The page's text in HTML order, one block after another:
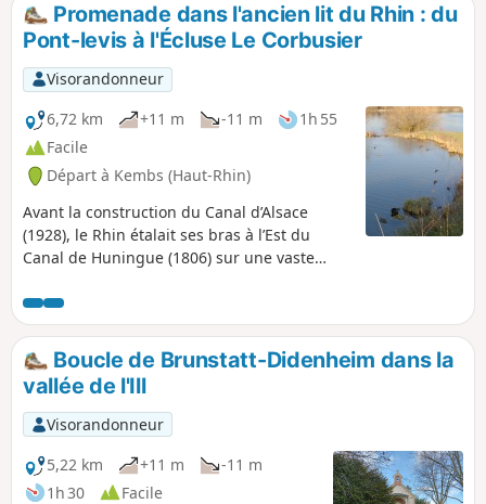
Promenade dans l'ancien lit du Rhin : du
Pont-levis à l'Écluse Le Corbusier
Visorandonneur
6,72 km
+11 m -11 m
1h 55
Facile
Départ à Kembs (Haut-Rhin)
Avant la construction du Canal d’Alsace
(1928), le Rhin étalait ses bras à l’Est du
Canal de Huningue (1806) sur une vaste
Rhin au Nord jusqu'au Sud de l'île du Rhin,
par des chemins souvent en zones
protégées de la "Petite Camargue
Alsacienne", une séries de courtes
promenades nous font découvrir de
nombreux sites naturels et industriels liés à
l’histoire du Rhin.Commençons par une
balade entre le pont-levis de Kembs (1831)
et l’Écluse Le Corbusier (1961).
Boucle de Brunstatt-Didenheim dans la
vallée de l'Ill
Visorandonneur
5,22 km
+11 m
-11 m
1h 30
Facile